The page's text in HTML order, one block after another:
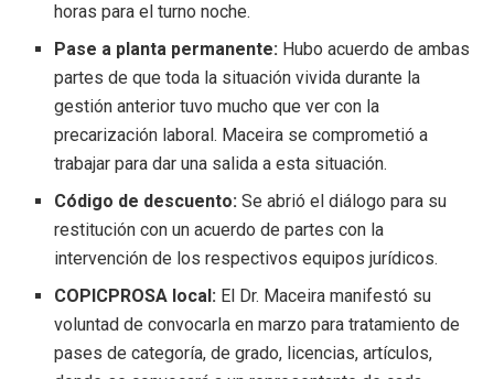
horas para el turno noche.
Pase a planta permanente: Hubo acuerdo de ambas
partes de que toda la situación vivida durante la
gestión anterior tuvo mucho que ver con la
precarización laboral. Maceira se comprometió a
trabajar para dar una salida a esta situación.
Código de descuento:Se abrió el diálogo para su
restitución con un acuerdo de partes con la
intervención de los respectivos equipos jurídicos.
COPICPROSA local: El Dr. Maceira manifestó su
voluntad de convocarla en marzo para tratamiento de
pases de categoría, de grado, licencias, artículos,